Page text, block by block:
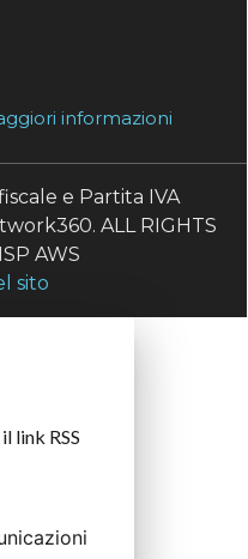
informazioni
e Partita IVA
ALL RIGHTS
AWS
sito
link RSS